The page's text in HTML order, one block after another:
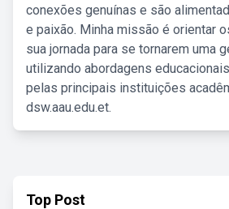
conexões genuínas e são
e paixão. Minha missão é orientar
sua jornada para se tornarem uma
utilizando abordagens
pelas principais instituições
dsw.aau.edu.et.
Top Post